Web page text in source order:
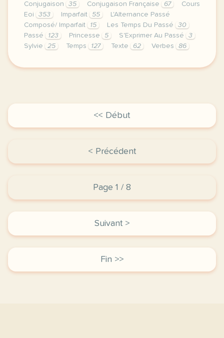
Conjugaison
35 Conjugaison Française 67
Cours
Eoi
353 Imparfait 55
L'Alternance Passé
Composé/ Imparfait
15 Les Temps Du Passé
30
Passé
123 Princesse 5 S'Exprimer Au Passé
3
Sylvie
25 Temps 127 Texte 62 Verbes 86
cette derniere semaine de cours avec la
<< Début
< Précédent
Page 1 / 8
Suivant >
Fin >>